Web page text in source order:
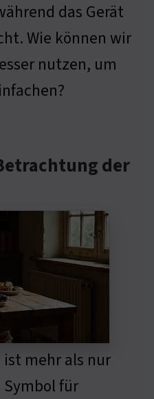
das Gerät
Wie können wir
nutzen, um
der
ist mehr als nur
für